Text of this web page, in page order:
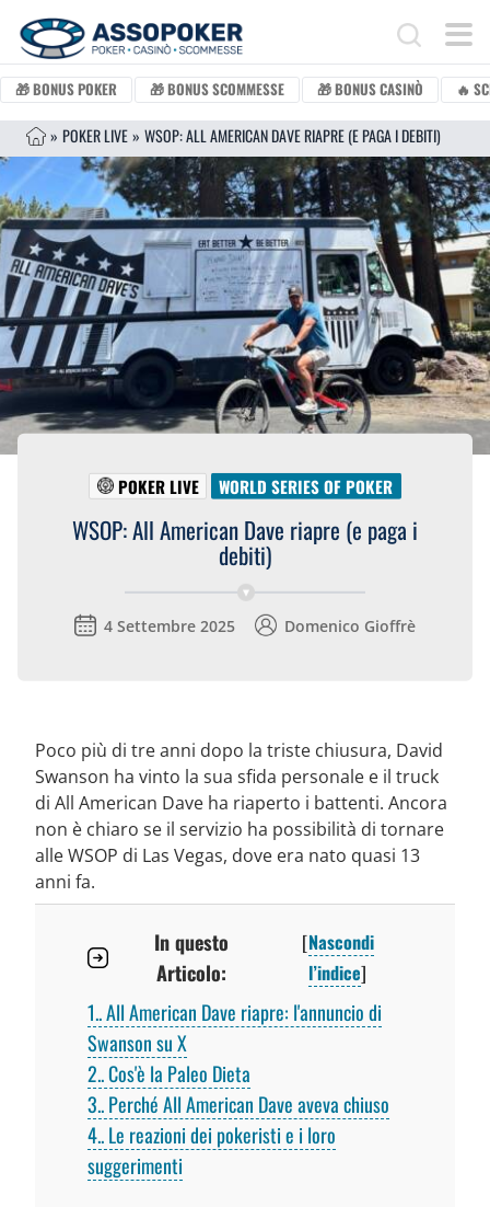
Vai al contenuto
Search for:
🎁 BONUS POKER 🎁 BONUS SCOMMESSE 🎁 BONUS CASINÒ 🔥
» POKER LIVE» WSOP: ALL AMERICAN DAVE RIAPRE (E PAGA I DEBITI)
POKER LIVE WORLD SERIES OF POKER
WSOP: All American Dave riapre (e paga i
debiti)
4 Settembre 2025 Domenico Gioffrè
Poco più di tre anni dopo la triste chiusura, David
Swanson ha vinto la sua sfida personale e il truck
di All American Dave ha riaperto i battenti. Ancora
non è chiaro se il servizio ha possibilità di tornare
alle WSOP di Las Vegas, dove era nato quasi 13
anni fa.
In questo
Articolo:
[Nascondi
l’indice]
1. All American Dave riapre: l'annuncio di
Swanson su X
2. Cos'è la Paleo Dieta
3. Perché All American Dave aveva chiuso
4. Le reazioni dei pokeristi e i loro
suggerimenti